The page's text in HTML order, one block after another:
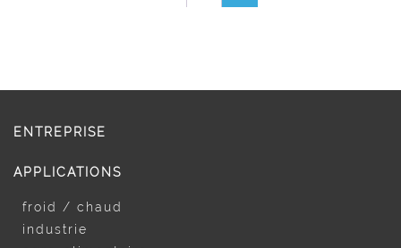
ENTREPRISE
APPLICATIONS
froid / chaud
industrie